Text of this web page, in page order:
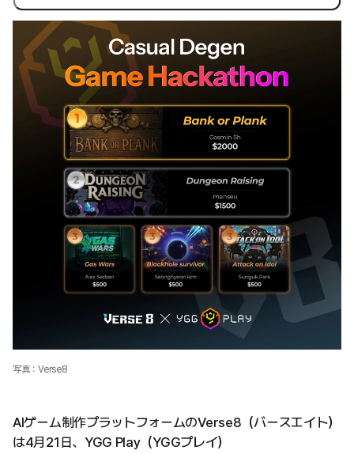
写真：Verse8
AIゲーム制作プラットフォームのVerse8（バースエイト）
は4月21日、YGG Play（YGGプレイ）